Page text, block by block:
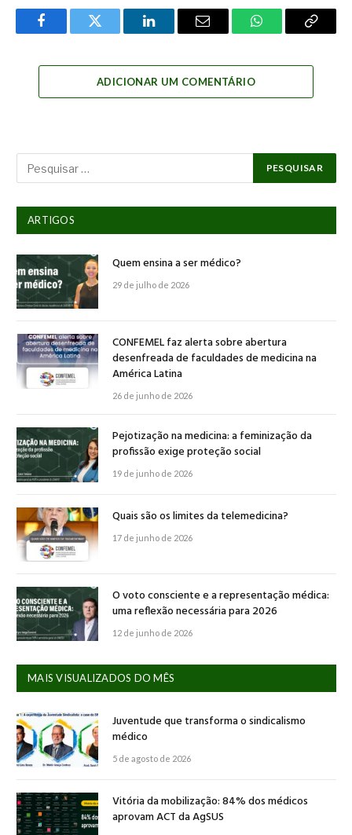
FacebookTwitter LinkedInEmail WhatsAppCopy
ADICIONAR UM COMENTÁRIO
ARTIGOS
Quem ensina a ser médico?
29 de julho de 2026
CONFEMEL faz alerta sobre abertura
desenfreada de faculdades de medicina na
América Latina
26 de junho de 2026
Pejotização na medicina: a feminização da
profissão exige proteção social
19 de junho de 2026
Quais são os limites da telemedicina?
17 de junho de 2026
O voto consciente e a representação médica:
uma reflexão necessária para 2026
12 de junho de 2026
MAIS VISUALIZADOS DO MÊS
Juventude que transforma o sindicalismo
médico
5 de agosto de 2026
Vitória da mobilização: 84% dos médicos
aprovam ACT da AgSUS